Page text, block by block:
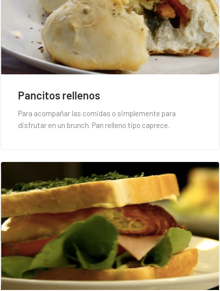
Pancitos rellenos
Para acompañar las comidas o simplemente para
disfrutar en un brunch. Pan relleno tipo caprece.